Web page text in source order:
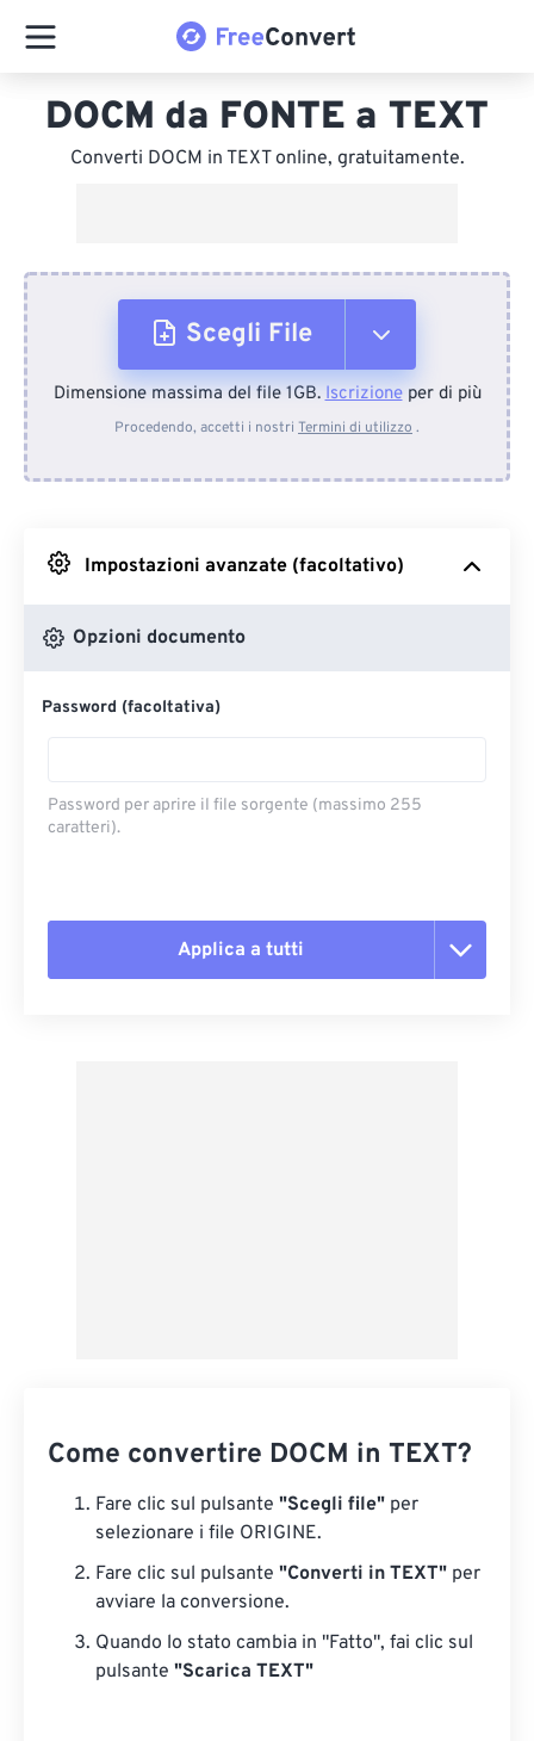
DOCM da FONTE a TEXT
Converti DOCM in TEXT online, gratuitamente.
Scegli File
Dal dispositivo
Da Google Drive
Dimensione massima del file 1GB.Iscrizioneper di più
Procedendo, accetti i nostri Termini di utilizzo .
Impostazioni avanzate (facoltativo)
Opzioni documento
Password (facoltativa)
Password per aprire il file sorgente (massimo 255
caratteri).
Applica a tutti
Come convertire DOCM in TEXT?
Fare clic sul pulsante "Scegli file" per
selezionare i file ORIGINE.
Fare clic sul pulsante "Converti in TEXT" per
avviare la conversione.
Quando lo stato cambia in "Fatto", fai clic sul
pulsante "Scarica TEXT"